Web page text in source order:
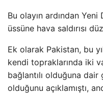
Bu olayın ardından
üssüne hava saldırısı
Ek olarak Pakistan, bu
kendi topraklarında iki
bağlantılı olduğuna
olduğunu açıklamıştı,